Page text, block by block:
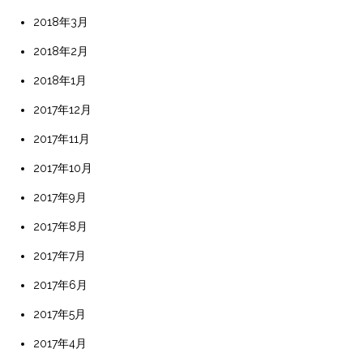
2018年3月
2018年2月
2018年1月
2017年12月
2017年11月
2017年10月
2017年9月
2017年8月
2017年7月
2017年6月
2017年5月
2017年4月